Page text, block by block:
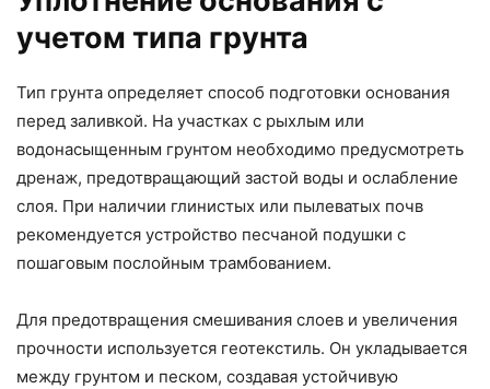
учетом типа грунта
Тип грунта определяет способ подготовки основания
перед заливкой. На участках с рыхлым или
водонасыщенным грунтом необходимо предусмотреть
дренаж, предотвращающий застой воды и ослабление
слоя. При наличии глинистых или пылеватых почв
рекомендуется устройство песчаной подушки с
пошаговым послойным трамбованием.
Для предотвращения смешивания слоев и увеличения
прочности используется геотекстиль. Он укладывается
между грунтом и песком, создавая устойчивую